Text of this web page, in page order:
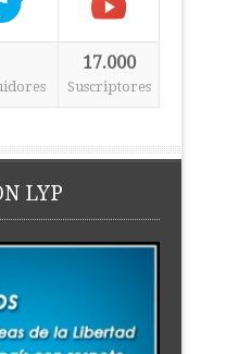
17.000
Suscriptores
LYP